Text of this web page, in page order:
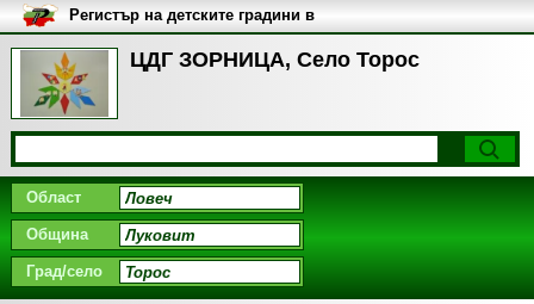
ЦДГ ЗОРНИЦА, Село Торос
Регистър на детските градини в
България
Област
Община
Град/село